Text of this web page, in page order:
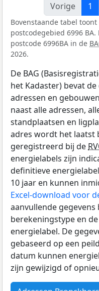
Vorige
1
Bovenstaande tabel
postcodegebied 6996
postcode 6996BA in de
2026.
De BAG
het Kadaster) bevat
adressen en
naast alle adressen,
standplaatsen en
adres wordt het laatst
geregistreerd bij de
energielabels zijn
definitieve
10 jaar en kunnen
Excel-download voor
aanvullende gegevens
berekeningstype en
energielabel. De
gebaseerd op een
datum kunnen
zijn gewijzigd of